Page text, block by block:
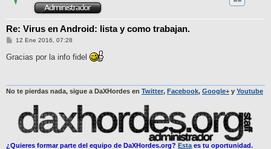
Re: Virus en Android: lista y como trabajan.
M
n
s
12 Ene 2016, 07:28
Gracias por la info fidel
No te pierdas nada, sigue a DaXHordes en Twitter, Facebook, Google+ y Youtube
¿Quieres formar parte del equipo de DaXHordes.org? Esta es tu oportunidad.